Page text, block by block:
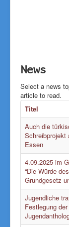
News
Select a news
article to read.
Titel
Auch die
Schreibprojekt
Essen
4.09.2025 im
“Die Würde
Grundgesetz
Jugendliche
Festlegung